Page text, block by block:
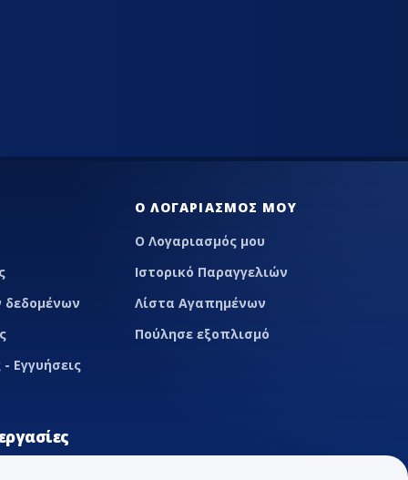
Εγγυήσεις
Ο ΛΟΓΑΡΙΑΣΜΌΣ ΜΟΥ
Ο Λογαριασμός μου
Ιστορικό Παραγγελιών
Λίστα Αγαπημένων
Πούλησε εξοπλισμό